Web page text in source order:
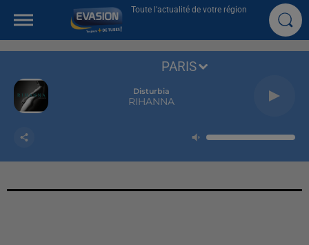
Toute l'actualité de votre région
Disturbia
RIHANNA
PARIS